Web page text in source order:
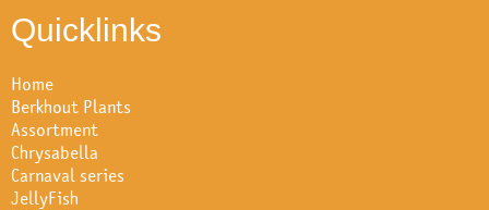
Quicklinks
Home
Berkhout Plants
Assortment
Chrysabella
Carnaval series
JellyFish